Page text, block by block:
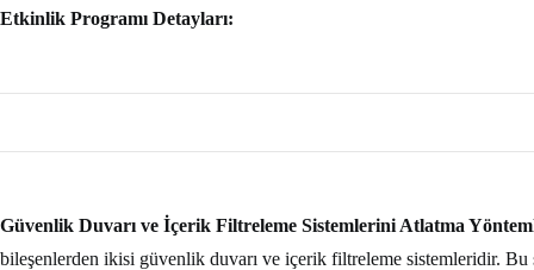
Etkinlik Programı Detayları:
Güvenlik Duvarı ve İçerik Filtreleme Sistemlerini Atlatma
bileşenlerden ikisi güvenlik duvarı ve içerik filtreleme sistemleridir.